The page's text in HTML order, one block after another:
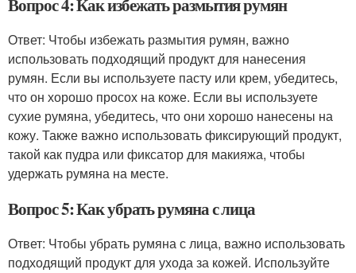
Вопрос 4: Как избежать размытия румян
Ответ: Чтобы избежать размытия румян, важно
использовать подходящий продукт для нанесения
румян. Если вы используете пасту или крем, убедитесь,
что он хорошо просох на коже. Если вы используете
сухие румяна, убедитесь, что они хорошо нанесены на
кожу. Также важно использовать фиксирующий продукт,
такой как пудра или фиксатор для макияжа, чтобы
удержать румяна на месте.
Вопрос 5: Как убрать румяна с лица
Ответ: Чтобы убрать румяна с лица, важно использовать
подходящий продукт для ухода за кожей. Используйте